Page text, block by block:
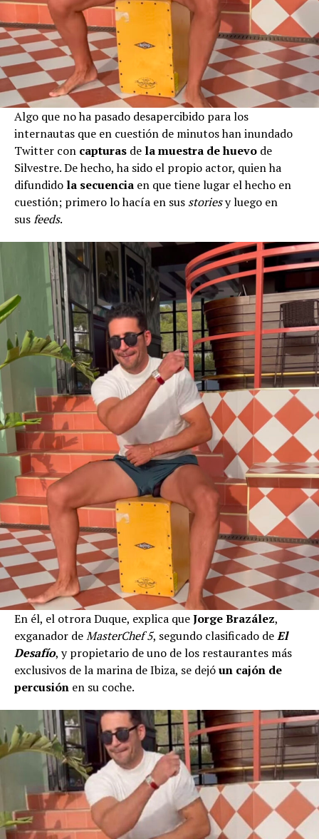
Algo que no ha pasado desapercibido para los
internautas que en cuestión de minutos han inundado
Twitter con capturas de la muestra de huevo de
Silvestre. De hecho, ha sido el propio actor, quien ha
difundido la secuencia en que tiene lugar el hecho en
cuestión; primero lo hacía en sus storiesy luego en
susfeeds.
En él, el otrora Duque, explica queJorge Brazález,
exganador deMasterChef 5, segundo clasificado deEl
Desafío, y propietario de uno de los restaurantes más
exclusivos de la marina de Ibiza, se dejóun cajón de
percusión en su coche.